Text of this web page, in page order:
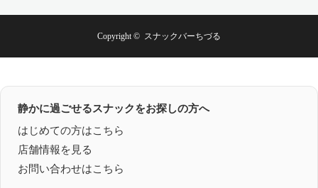
Copyright © スナックバーちづる
静かに過ごせるスナックをお探しの方へ
はじめての方はこちら
店舗情報を見る
お問い合わせはこちら